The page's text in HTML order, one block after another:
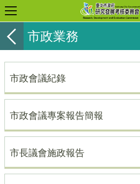
市政業務
市政會議紀錄
市政會議專案報告簡報
市長議會施政報告